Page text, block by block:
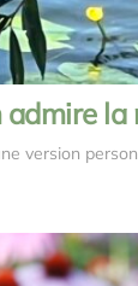
admire
version